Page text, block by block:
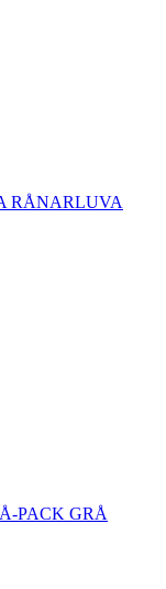
RÅNARLUVA
PACK GRÅ